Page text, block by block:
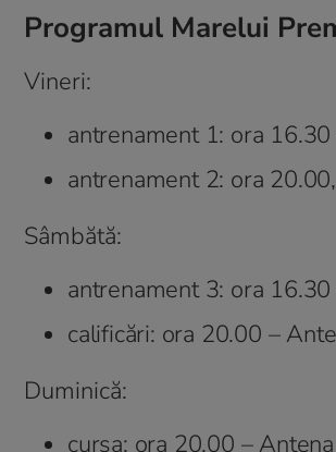
Programul Marelui
Vineri:
antrenament 1: ora
antrenament 2: ora
Sâmbătă:
antrenament 3: ora
calificări: ora 20.00 –
Duminică:
cursa: ora 20.00 –